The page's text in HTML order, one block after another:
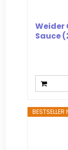
Weider
Sauce
BESTSELLER